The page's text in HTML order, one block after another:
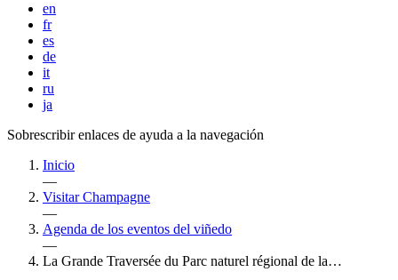
en
fr
es
de
it
ru
ja
Sobrescribir enlaces de ayuda a la navegación
Inicio
—
Visitar Champagne
—
Agenda de los eventos del viñedo
—
La Grande Traversée du Parc naturel régional de la…